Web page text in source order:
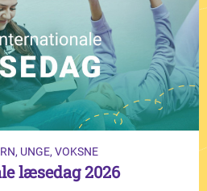
UNGE, VOKSNE
læsedag 2026